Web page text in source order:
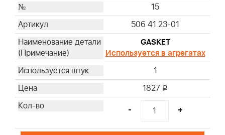
15
506 41 23-01
GASKET
Используется в агрегатах
1
1827 i
- +